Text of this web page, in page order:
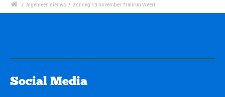
/ Algemeen nieuws / Zondag 13 november Trailrun Weert
Social Media